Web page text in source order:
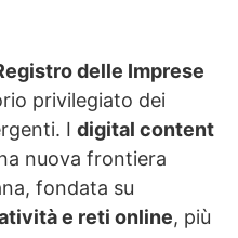
delle Imprese
privilegiato dei
I digital content
nuova frontiera
fondata su
e reti online, più